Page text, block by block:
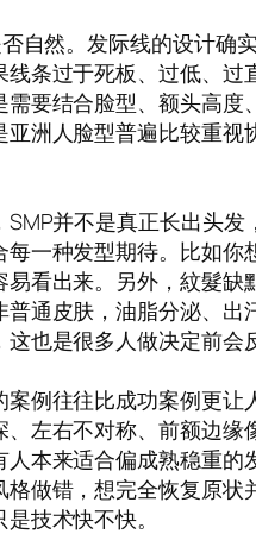
自然。发际线的设计
条过于死板、过低、
要结合脸型、额头高
洲人脸型普遍比较重
并不是真正长出头
一种发型期待。比如
看出来。另外，紋髮
通皮肤，油脂分泌、
也是很多人做决定前会
例往往比成功案例更
左右不对称、前额边
本来适合偏成熟稳重
做错，想完全恢复原
技术快不快。